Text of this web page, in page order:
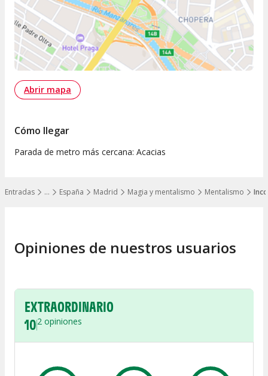
…
Mostrar todos los niveles
Entradas España Madrid Magia y mentalismo Mentalismo
Abrir mapa
Cómo llegar
Parada de metro más cercana: Acacias
Opiniones de nuestros usuarios
EXTRAORDINARIO
102 opiniones